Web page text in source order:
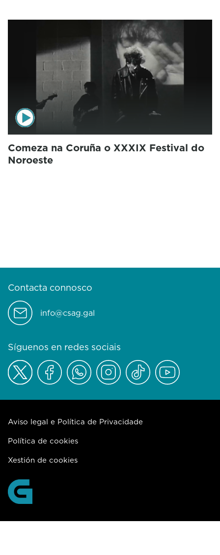
Comeza na Coruña o XXXIX Festival do
Noroeste
Contacta connosco
info@csag.gal
Síguenos en redes sociais
Aviso legal e Política de Privacidade
Política de cookies
Xestión de cookies